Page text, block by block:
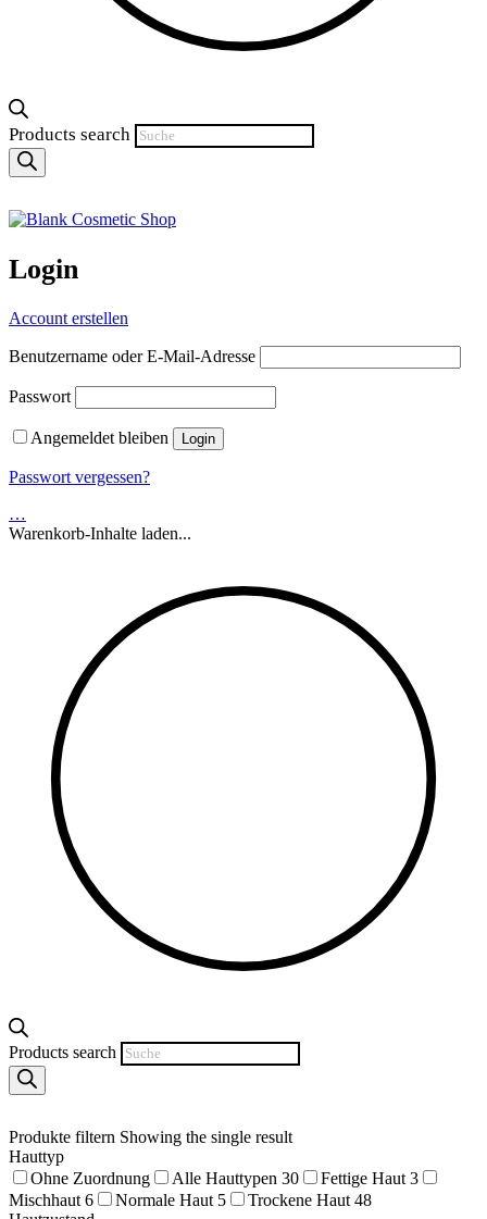
Products search
Login
Account erstellen
Benutzername oder E-Mail-Adresse
Passwort
Angemeldet bleiben
Passwort vergessen?
…
Warenkorb-Inhalte laden...
Products search
Produkte filtern Showing the single result
Hauttyp
Ohne Zuordnung
Alle Hauttypen 30 Fettige Haut 3
Mischhaut 6 Normale Haut 5 Trockene Haut 48